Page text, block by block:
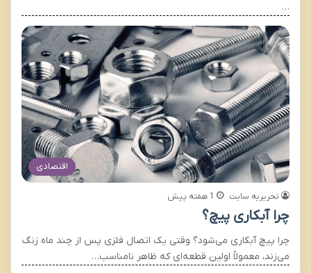
…
اقتصادی
تحریریه سایت 1 هفته پیش
چرا آبکاری پیچ؟
چرا پیچ آبکاری می‌شود؟ وقتی یک اتصال فلزی پس از چند ماه زنگ
می‌زند، معمولاً اولین قطعه‌ای که ظاهر نامناسب…